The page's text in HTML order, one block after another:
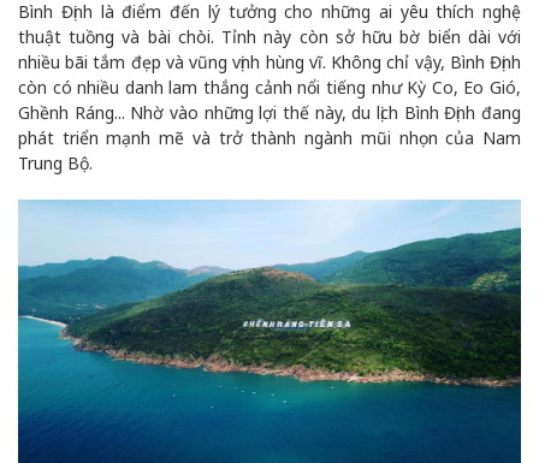
Bình Định là điểm đến lý tưởng cho những ai yêu thích nghệ
thuật tuồng và bài chòi. Tỉnh này còn sở hữu bờ biển dài với
nhiều bãi tắm đẹp và vũng vịnh hùng vĩ. Không chỉ vậy, Bình Định
còn có nhiều danh lam thắng cảnh nổi tiếng như Kỳ Co, Eo Gió,
Ghềnh Ráng... Nhờ vào những lợi thế này, du lịch Bình Định đang
phát triển mạnh mẽ và trở thành ngành mũi nhọn của Nam
Trung Bộ.